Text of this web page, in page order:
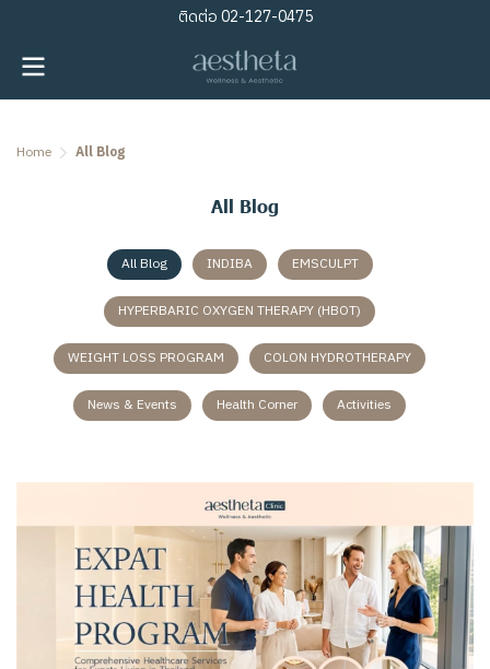
ติดต่อ02-127-0475
Home All Blog
All Blog
All Blog INDIBA EMSCULPT
HYPERBARIC OXYGEN THERAPY (HBOT)
WEIGHT LOSS PROGRAM COLON HYDROTHERAPY
News & Events Health Corner Activities